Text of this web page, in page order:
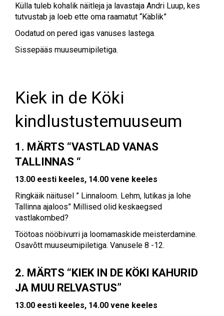
Külla tuleb kohalik näitleja ja lavastaja Andri Luup, kes
tutvustab ja loeb ette oma raamatut “Käblik”
Oodatud on pered igas vanuses lastega.
Sissepääs muuseumipiletiga.
Kiek in de Köki
kindlustustemuuseum
1. MÄRTS “VASTLAD VANAS
TALLINNAS “
13.00 eesti keeles, 14.00 vene keeles
Ringkäik näitusel ” Linnaloom. Lehm, lutikas ja lohe
Tallinna ajaloos” Millised olid keskaegsed
vastlakombed?
Töötoas nööbivurri ja loomamaskide meisterdamine.
Osavõtt muuseumipiletiga. Vanusele 8 -12.
2. MÄRTS “KIEK IN DE KÖKI KAHURID
JA MUU RELVASTUS”
13.00 eesti keeles, 14.00 vene keeles